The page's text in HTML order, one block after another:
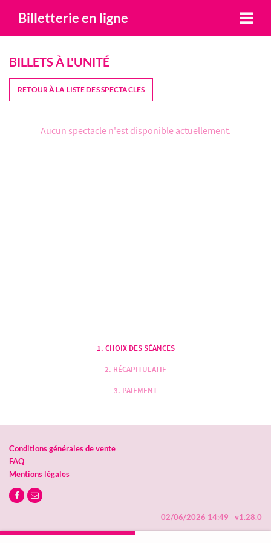
Billetterie en ligne
BILLETS À L'UNITÉ
RETOUR À LA LISTE DES SPECTACLES
Aucun spectacle n'est disponible actuellement.
CHOIX DES SÉANCES
RÉCAPITULATIF
PAIEMENT
Conditions générales de vente
FAQ
Mentions légales
02/06/2026 14:49 v1.28.0